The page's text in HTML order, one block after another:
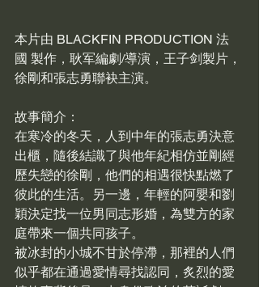
本片由 BLACKFIN PRODUCTION 法
國 製作，耿军編劇/導演，王子剑製片，
徐剛和張志勇聯袂主演。
故事簡介：
在寒冷的冬天，人到中年的張志勇決意
出櫃，隨後結識了與他年紀相仿並剛經
歷失戀的徐剛，他們的相遇很快點燃了
彼此的生活。另一邊，年輕的阿嬰和劉
穎決定找一位男同志形婚，為雙方的家
庭帶來一個共同孩子。
被冰封的小城不甘於停滯，那裡的人們
似乎都在通過愛情尋找認同，炙烈的愛